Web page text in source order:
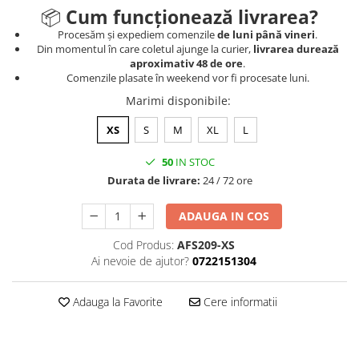
📦 Cum funcționează livrarea?
Procesăm și expediem comenzilede luni până vineri.
Din momentul în care coletul ajunge la curier, livrarea durează
aproximativ 48 de ore.
Comenzile plasate în weekend vor fi procesate luni.
Marimi disponibile:
XS S M XL L
50IN STOC
Durata de livrare: 24 / 72 ore
ADAUGA IN COS
Cod Produs: AFS209-XS
Ai nevoie de ajutor? 0722151304
Adauga la Favorite Cere informatii